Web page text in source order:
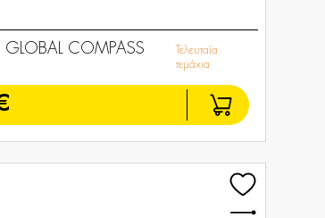
COMPASS
Τελευταία
τεμάχια